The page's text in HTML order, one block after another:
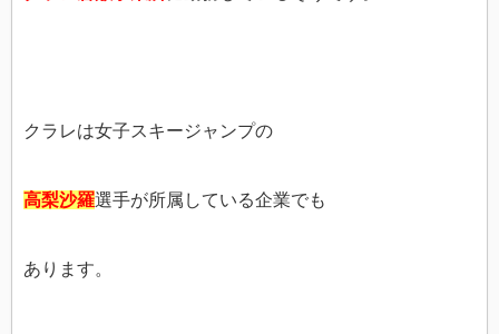
クラレは女子スキージャンプの
高梨沙羅選手が所属している企業でも
あります。